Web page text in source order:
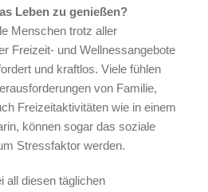
Leben zu genießen?
Menschen trotz aller
Freizeit- und Wellnessangebote
und kraftlos. Viele fühlen
von Familie,
Freizeitaktivitäten wie in einem
können sogar das soziale
Stressfaktor werden.
all diesen täglichen